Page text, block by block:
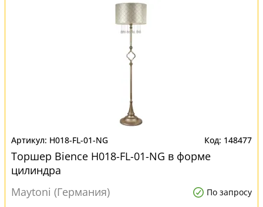
H018-FL-01-NG 148477
Торшер Bience H018-FL-01-NG в форме
цилиндра
Maytoni (Германия)
По запросу